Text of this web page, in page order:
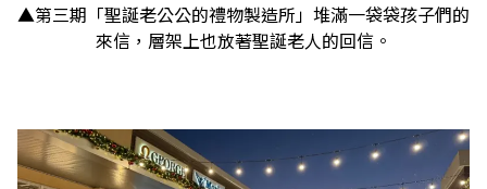
▲第三期「聖誕老公公的禮物製造所」堆滿一袋袋孩子們的
來信，層架上也放著聖誕老人的回信。